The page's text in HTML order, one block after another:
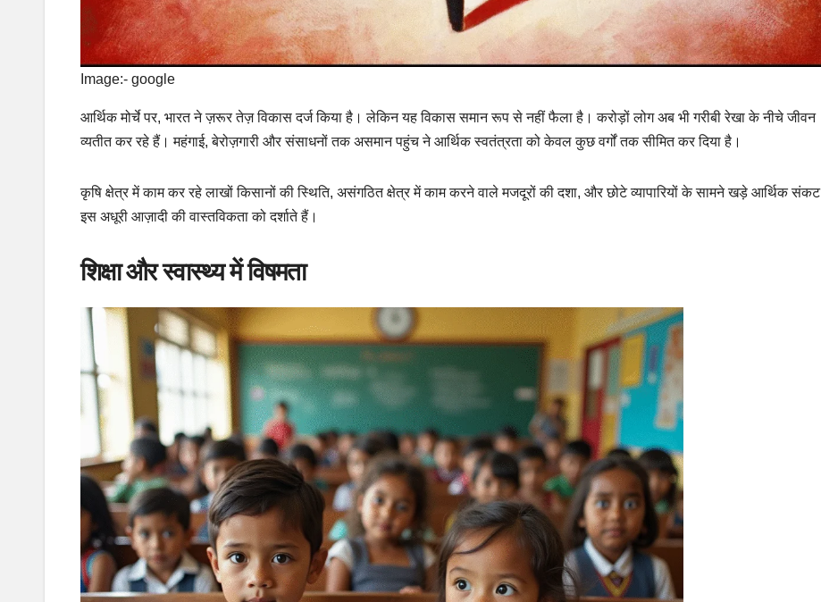
Image:- google
आर्थिक मोर्चे पर, भारत ने ज़रूर तेज़ विकास दर्ज किया है। लेकिन यह विकास समान रूप से नहीं फैला है। करोड़ों लोग अब भी गरीबी रेखा के नीचे जीवन
व्यतीत कर रहे हैं। महंगाई, बेरोज़गारी और संसाधनों तक असमान पहुंच ने आर्थिक स्वतंत्रता को केवल कुछ वर्गों तक सीमित कर दिया है।
कृषि क्षेत्र में काम कर रहे लाखों किसानों की स्थिति, असंगठित क्षेत्र में काम करने वाले मजदूरों की दशा, और छोटे व्यापारियों के सामने खड़े आर्थिक संकट
इस अधूरी आज़ादी की वास्तविकता को दर्शाते हैं।
शिक्षा और स्वास्थ्य में विषमता